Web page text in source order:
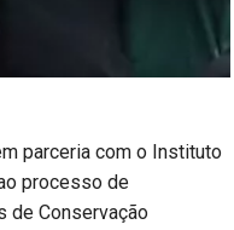
parceria com o Instituto
processo de
de Conservação